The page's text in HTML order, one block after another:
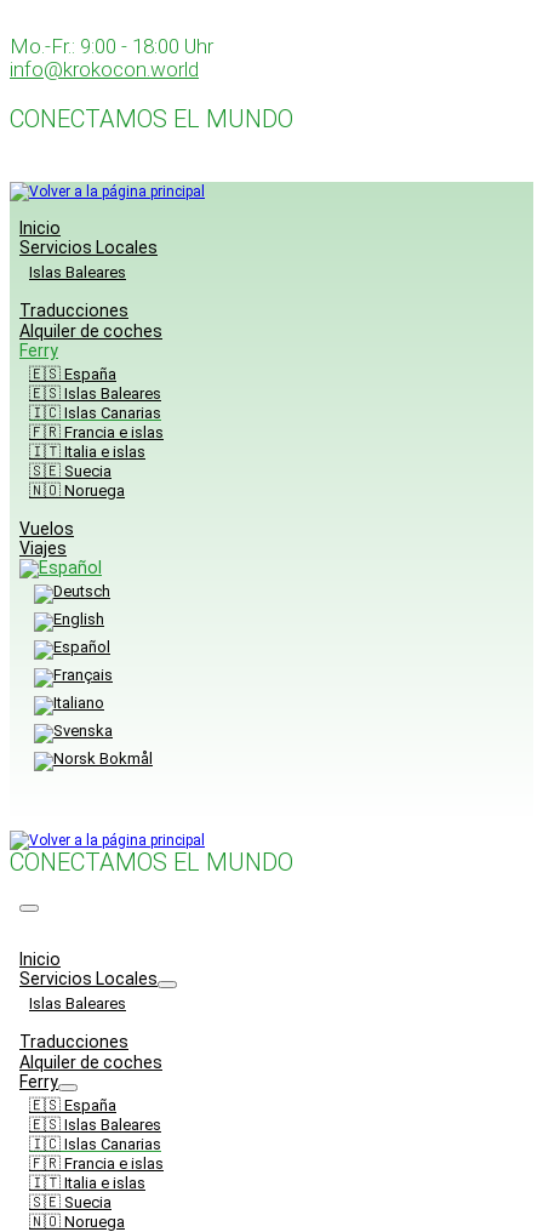
to
content
Mo.-Fr.: 9:00 - 18:00 Uhr
info@krokocon.world
CONECTAMOS EL MUNDO
Inicio
Servicios Locales
Islas Baleares
Traducciones
Alquiler de coches
Ferry
🇪🇸 España
🇪🇸 Islas Baleares
🇮🇨 Islas Canarias
🇫🇷 Francia e islas
🇮🇹 Italia e islas
🇸🇪 Suecia
🇳🇴 Noruega
Vuelos
Viajes
CONECTAMOS EL MUNDO
Menu
Inicio
Servicios Locales
Islas Baleares
Traducciones
Alquiler de coches
Ferry
🇪🇸 España
🇪🇸 Islas Baleares
🇮🇨 Islas Canarias
🇫🇷 Francia e islas
🇮🇹 Italia e islas
🇸🇪 Suecia
🇳🇴 Noruega